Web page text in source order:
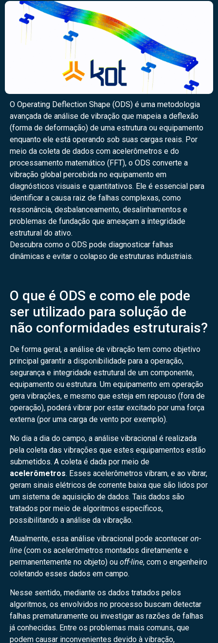
O Operating Deflection Shape (ODS) é uma metodologia
avançada de análise de vibração que mapeia a deflexão
(forma de deformação) de uma estrutura ou equipamento
enquanto ele está operando sob suas cargas reais. Por
meio da coleta de dados com acelerômetros e do
processamento matemático (FFT), o ODS converte a
vibração global percebida no equipamento em
diagnósticos visuais e quantitativos. Ele é essencial para
identificar a causa raiz de falhas complexas, como
ressonância, desbalanceamento, desalinhamentos e
problemas de fundação que ameaçam a integridade
estrutural do ativo.
Descubra como o ODS pode diagnosticar falhas
dinâmicas e evitar o colapso de estruturas industriais.
O que é ODS e como ele pode
ser utilizado para solução de
não conformidades estruturais?
De forma geral, a análise de vibração tem como objetivo
principal garantir a disponibilidade para a operação,
segurança e integridade estrutural de um componente,
equipamento ou estrutura. Um equipamento em operação
gera vibrações, e mesmo que esteja em repouso (fora de
operação), poderá vibrar por estar excitado por uma força
externa (por uma carga de vento por exemplo).
No dia a dia do campo, a análise vibracional é realizada
pela coleta das vibrações que estes equipamentos estão
submetidos. A coleta é dada por meio de
acelerômetros. Esses acelerômetros vibram, e ao vibrar,
geram sinais elétricos de corrente baixa que são lidos por
um sistema de aquisição de dados. Tais dados são
tratados por meio de algoritmos específicos,
possibilitando a análise da vibração.
Atualmente, essa análise vibracional pode acontecer on-
line (com os acelerômetros montados diretamente e
permanentemente no objeto) ou off-line, com o engenheiro
coletando esses dados em campo.
Nesse sentido, mediante os dados tratados pelos
algoritmos, os envolvidos no processo buscam detectar
falhas prematuramente ou investigar as razões de falhas
já conhecidas. Entre os problemas mais comuns, que
podem causar inconvenientes devido à vibração,